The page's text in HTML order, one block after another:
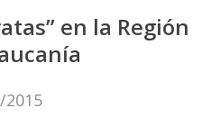
en la Región
2015